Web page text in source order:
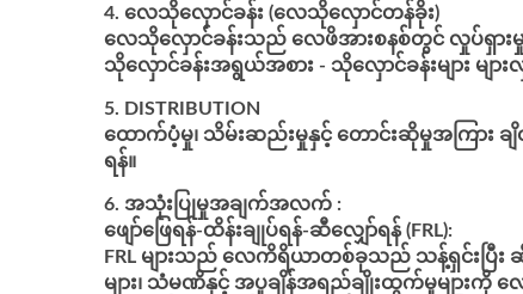
လေသိုလှောင်ခန်း (လေသိုလှောင်တန်ခိုး)
လေသိုလှောင်ခန်းသည် လေဖိအားစနစ်တွင် လှုပ်ရှားမှု
သိုလှောင်ခန်းအရွယ်အစား - သိုလှောင်ခန်းများ မ
DISTRIBUTION
ထောက်ပံ့မှု၊ သိမ်းဆည်းမှုနှင့် တောင်းဆိုမှုအကြာ
ရန်။
အသုံးပြုမှုအချက်အလက် :
ဖျော်ဖြေရန်-ထိန်းချုပ်ရန်-ဆီလျှော်ရန် (FRL):
FRL များသည် လေကိရိယာတစ်ခုသည် သန့်ရှင်းပြီ
များ၊ သံမဏိနှင့် အပူချိန်အရည်ချိုးထွက်မှုမျာ